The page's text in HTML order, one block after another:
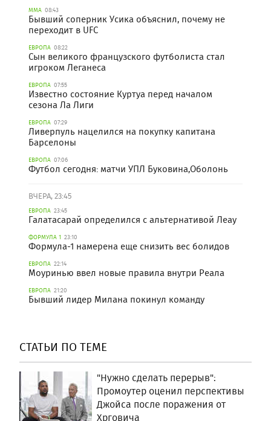
ММА 08:43
Бывший соперник Усика объяснил, почему не
переходит в UFC
ЕВРОПА 08:22
Сын великого французского футболиста стал
игроком Леганеса
ЕВРОПА 07:55
Известно состояние Куртуа перед началом
сезона Ла Лиги
ЕВРОПА 07:29
Ливерпуль нацелился на покупку капитана
Барселоны
ЕВРОПА 07:06
Футбол сегодня: матчи УПЛ Буковина,Оболонь
ВЧЕРА, 23:45
ЕВРОПА 23:45
Галатасарай определился с альтернативой Леау
ФОРМУЛА 1 23:10
Формула-1 намерена еще снизить вес болидов
ЕВРОПА 22:14
Моуринью ввел новые правила внутри Реала
ЕВРОПА 21:20
Бывший лидер Милана покинул команду
СТАТЬИ ПО ТЕМЕ
"Нужно сделать перерыв":
Промоутер оценил перспективы
Джойса после поражения от
Хрговича